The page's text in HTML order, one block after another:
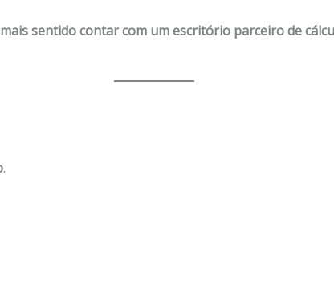
sentido contar com um escritório parceiro de
.